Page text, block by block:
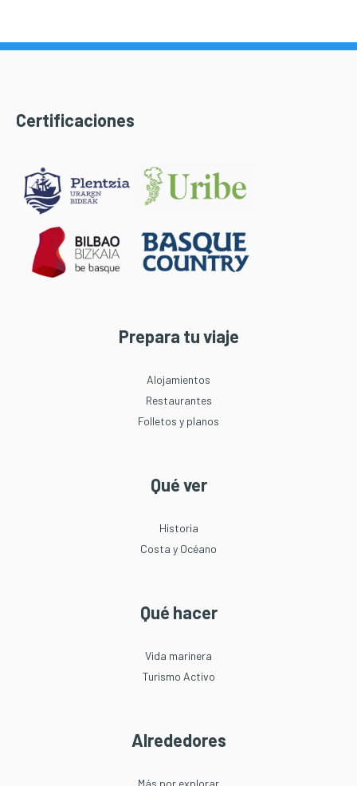
Certificaciones
Prepara tu viaje
Alojamientos
Restaurantes
Folletos y planos
Qué ver
Historia
Costa y Océano
Qué hacer
Vida marinera
Turismo Activo
Alrededores
Más por explorar